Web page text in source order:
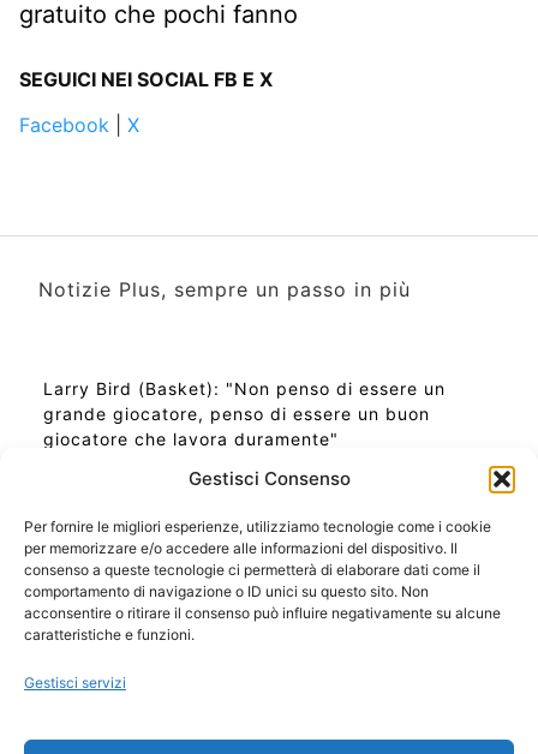
Gestisci Consenso
Per fornire le migliori esperienze, utilizziamo tecnologie come i cookie
per memorizzare e/o accedere alle informazioni del dispositivo. Il
consenso a queste tecnologie ci permetterà di elaborare dati come il
comportamento di navigazione o ID unici su questo sito. Non
acconsentire o ritirare il consenso può influire negativamente su alcune
caratteristiche e funzioni.
Gestisci servizi
gratuito che pochi fanno
SEGUICI NEI SOCIAL FB E X
Facebook
X
Notizie Plus, sempre un passo in più
Larry Bird (Basket): "Non penso di essere un
grande giocatore, penso di essere un buon
giocatore che lavora duramente"
Ora Esatta in Italia in questo momento
Ti Senti Strano Ultimamente? Potrebbe Essere per
la Risonanza di Schumann
Come Sapere Se Stai Ascendendo alla Quinta